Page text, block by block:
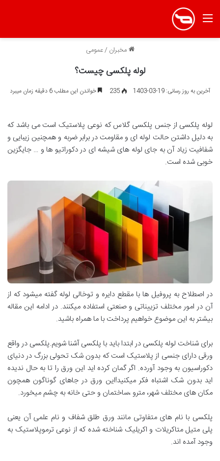
منو
مخبران /عمومی
لوله پلکسی چیست؟
آخرین به روز رسانی: 19-03-1403 235 خواندن این مطلب 6 دقیقه زمان میبرد
لوله پلکسی از جنس پلکسی گلاس که نوعی پلاستیک است می باشد که
به دلیل داشتن حالت لوله ای و مقاومت در برابر ضربه و همچنین زیبایی و
شفافیت زیاد آن به جای لوله های شیشه ای در دکوراتیو ها و … جایگزین
خوبی شده است.
در اصطلاح به پروفیل ها با مقطع دایره و توخالی لوله گفته میشود که از
آن در امور مختلف تزییناتی و صنعتی استفاده میکنند. در ادامه این مقاله
بیشتر به این موضوع خواهیم پرداخت با ما همراه باشید.
برای شناخت لوله پلکسی در ابتدا باید با پلکسی آشنا شویم.پلکسی در واقع
ورقی دارای جنسی از پلاستیک است که بدون شک تحولی بزرگ در دنیای
دکوراسیون به وجود آورده. اگر گمان کرده اید این ورق را تا به حال ندیده
اید بدون شک اشتباه فکر میکنید!این ورق در جاهای گوناگون همچون
مکان های مختلف شهر، مترو ،ساختمان و حتی خانه به چشم میخورد.
پلکسی با نام ‌های متفاوتی مانند ورق طلق شفاف و نام علمی آن یعنی
پلی متیل متاکریلات و اکریلیک شناخته شده که از نوعی ترموپلاستیک به
وجود آمده اند.